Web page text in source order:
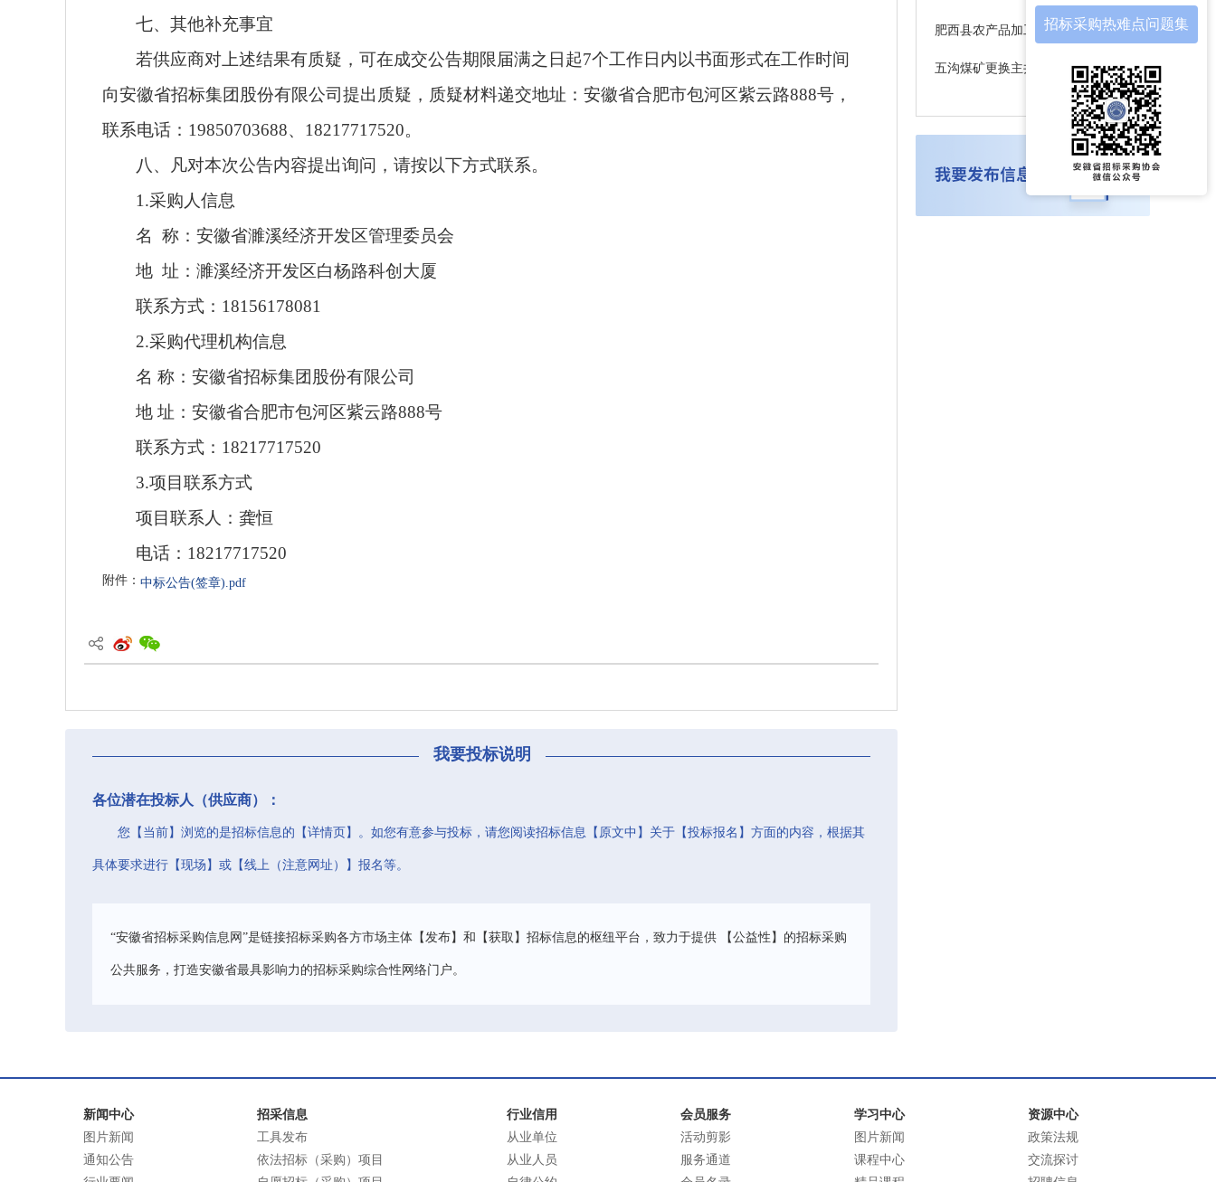
招标采购热难点问题集
七、其他补充事宜
若供应商对上述结果有质疑，可在成交公告期限届满之日起7个工作日内以书面形式在工作时间
向安徽省招标集团股份有限公司提出质疑，质疑材料递交地址：安徽省合肥市包河区紫云路888号，
联系电话：19850703688、18217717520。
八、凡对本次公告内容提出询问，请按以下方式联系。
1.采购人信息
名
称：安徽省濉溪经济开发区管理委员会
地 址：濉溪经济开发区白杨路科创大厦
联系方式： 18156178081
2.采购代理机构信息
名 称：安徽省招标集团股份有限公司
地 址：安徽省合肥市包河区紫云路888号
联系方式： 18217717520
3.项目联系方式
项目联系人：龚恒
电话： 18217717520
附件： 中标公告(签章).pdf
我要投标说明
各位潜在投标人（供应商）：
您【当前】浏览的是招标信息的【详情页】。如您有意参与投标，请您阅读招标信息【原文中】关于【投标报名】方面的内容，根据其
具体要求进行【现场】或【线上（注意网址）】报名等。
“安徽省招标采购信息网”是链接招标采购各方市场主体【发布】和【获取】招标信息的枢纽平台，致力于提供 【公益性】的招标采购
公共服务，打造安徽省最具影响力的招标采购综合性网络门户。
肥西县农产品加工及配套设施建设项目（红线外污水管网工程）中标候选人公示
五沟煤矿更换主井首绳及尾绳项目招标公告[三次]
新闻中心
图片新闻
通知公告
招采信息
工具发布
依法招标（采购）项目
行业信用
从业单位
从业人员
会员服务
活动剪影
服务通道
学习中心
图片新闻
课程中心
资源中心
政策法规
交流探讨